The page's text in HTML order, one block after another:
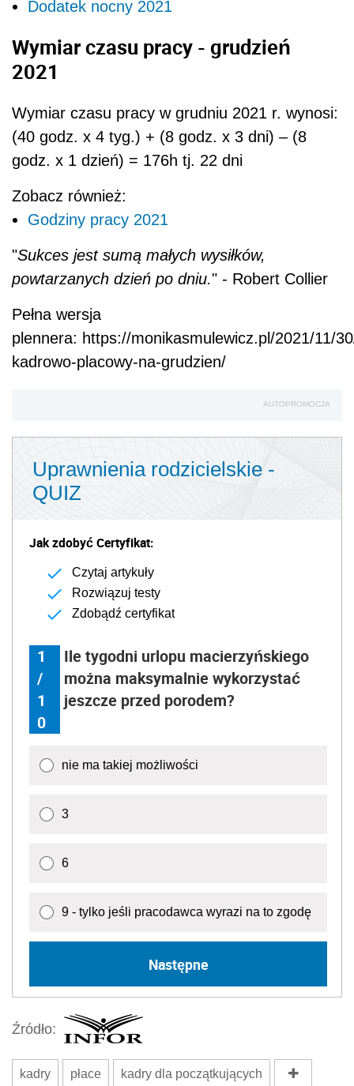
Dodatek nocny 2021
Wymiar czasu pracy - grudzień
2021
Wymiar czasu pracy w grudniu 2021 r. wynosi:
(40 godz. x 4 tyg.) + (8 godz. x 3 dni) – (8
godz. x 1 dzień) = 176h tj. 22 dni
Zobacz również:
Godziny pracy 2021
"Sukces jest sumą małych wysiłków,
powtarzanych dzień po dniu." - Robert Collier
Pełna wersja
plennera: https://monikasmulewicz.pl/2021/11/
kadrowo-placowy-na-grudzien/
AUTOPROMOCJA
Uprawnienia rodzicielskie -
QUIZ
Jak zdobyć Certyfikat:
Czytaj artykuły
Rozwiązuj testy
Zdobądź certyfikat
1
/
1
0
Ile tygodni urlopu macierzyńskiego
można maksymalnie wykorzystać
jeszcze przed porodem?
nie ma takiej możliwości
3
6
9 - tylko jeśli pracodawca wyrazi na to zgodę
Następne
Źródło:
kadry płace kadry dla początkujących